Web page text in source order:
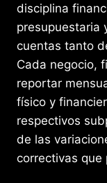
disciplina
presupuestaria
cuentas tanto
Cada negocio,
reportar
físico y
respectivos
de las
correctivas que